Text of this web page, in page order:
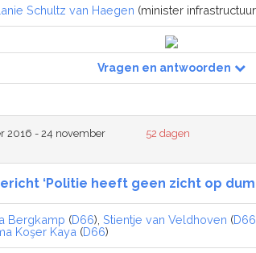
Schultz van Haegen (minister
Vragen en antwoorden
2016 - 24 november
52 dagen
‘Politie heeft geen zicht op
Bergkamp (D66), Stientje van Veldhoven (D66
Koşer Kaya (D66)